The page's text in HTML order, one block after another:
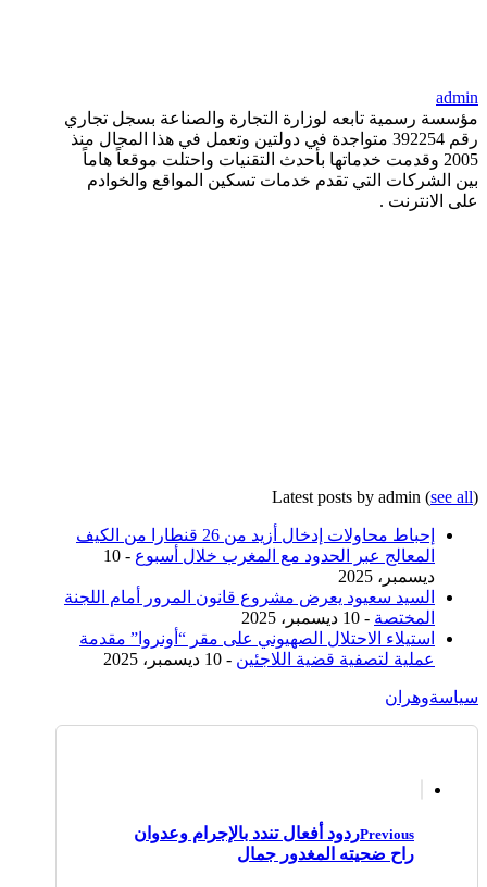
admin
مؤسسة رسمية تابعه لوزارة التجارة والصناعة بسجل تجاري
رقم 392254 متواجدة في دولتين وتعمل في هذا المجال منذ
2005 وقدمت خدماتها بأحدث التقنيات واحتلت موقعاً هاماً
بين الشركات التي تقدم خدمات تسكين المواقع والخوادم
على الانترنت .
Latest posts by admin (see all)
إحباط محاولات إدخال أزيد من 26 قنطارا من الكيف
المعالج عبر الحدود مع المغرب خلال أسبوع
- 10
ديسمبر، 2025
السيد سعيود يعرض مشروع قانون المرور أمام اللجنة
المختصة - 10 ديسمبر، 2025
استيلاء الاحتلال الصهيوني على مقر “أونروا” مقدمة
عملية لتصفية قضية اللاجئين - 10 ديسمبر، 2025
سياسةوهران
Previousردود أفعال تندد بالإجرام وعدوان
راح ضحيته المغدور جمال